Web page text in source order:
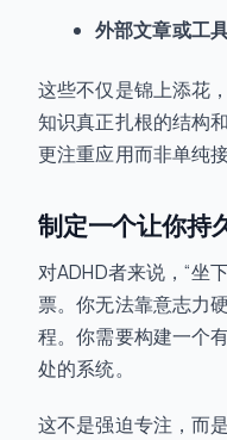
外部文章或工
这些不仅是锦上添花
知识真正扎根的结构
更注重应用而非单纯接
制定一个让你持
对ADHD者来说，“坐
票。你无法靠意志力
程。你需要构建一个
处的系统。
这不是强迫专注，而